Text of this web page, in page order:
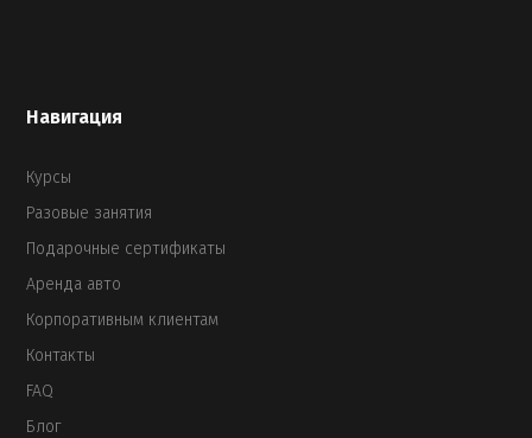
Навигация
Курсы
Разовые занятия
Подарочные сертификаты
Аренда авто
Корпоративным клиентам
Контакты
FAQ
Блог